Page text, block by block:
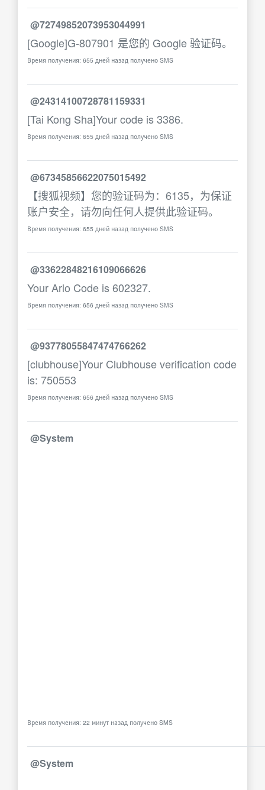
@72749852073953044991
[Google]G-807901 是您的 Google 验证码。
Время получения: 655 дней назад получено SMS
@24314100728781159331
[Tai Kong Sha]Your code is 3386.
Время получения: 655 дней назад получено SMS
@67345856622075015492
【搜狐视频】您的验证码为：6135，为保证
账户安全，请勿向任何人提供此验证码。
Время получения: 655 дней назад получено SMS
@33622848216109066626
Your Arlo Code is 602327.
Время получения: 656 дней назад получено SMS
@93778055847474766262
[clubhouse]Your Clubhouse verification code
is: 750553
Время получения: 656 дней назад получено SMS
@System
Время получения: 22 минут назад получено SMS
@System